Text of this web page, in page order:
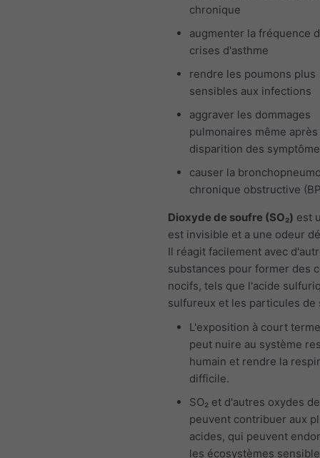
chronique
augmenter la fréquence
crises d'asthme
rendre les poumons plus
sensibles aux infections
aggraver les dommages
pulmonaires même après
disparition des
causer la
chronique obstructive
Dioxyde de soufre (SO₂) est
est invisible et a une odeur
Il réagit facilement avec
substances pour former des
nocifs, tels que l'acide
sulfureux et les particules de
L'exposition à court
peut nuire au système
humain et rendre la
difficile.
SO₂ et d'autres oxydes
peuvent contribuer aux
acides, qui peuvent
les écosystèmes